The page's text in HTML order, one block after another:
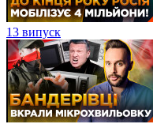
13 випуск